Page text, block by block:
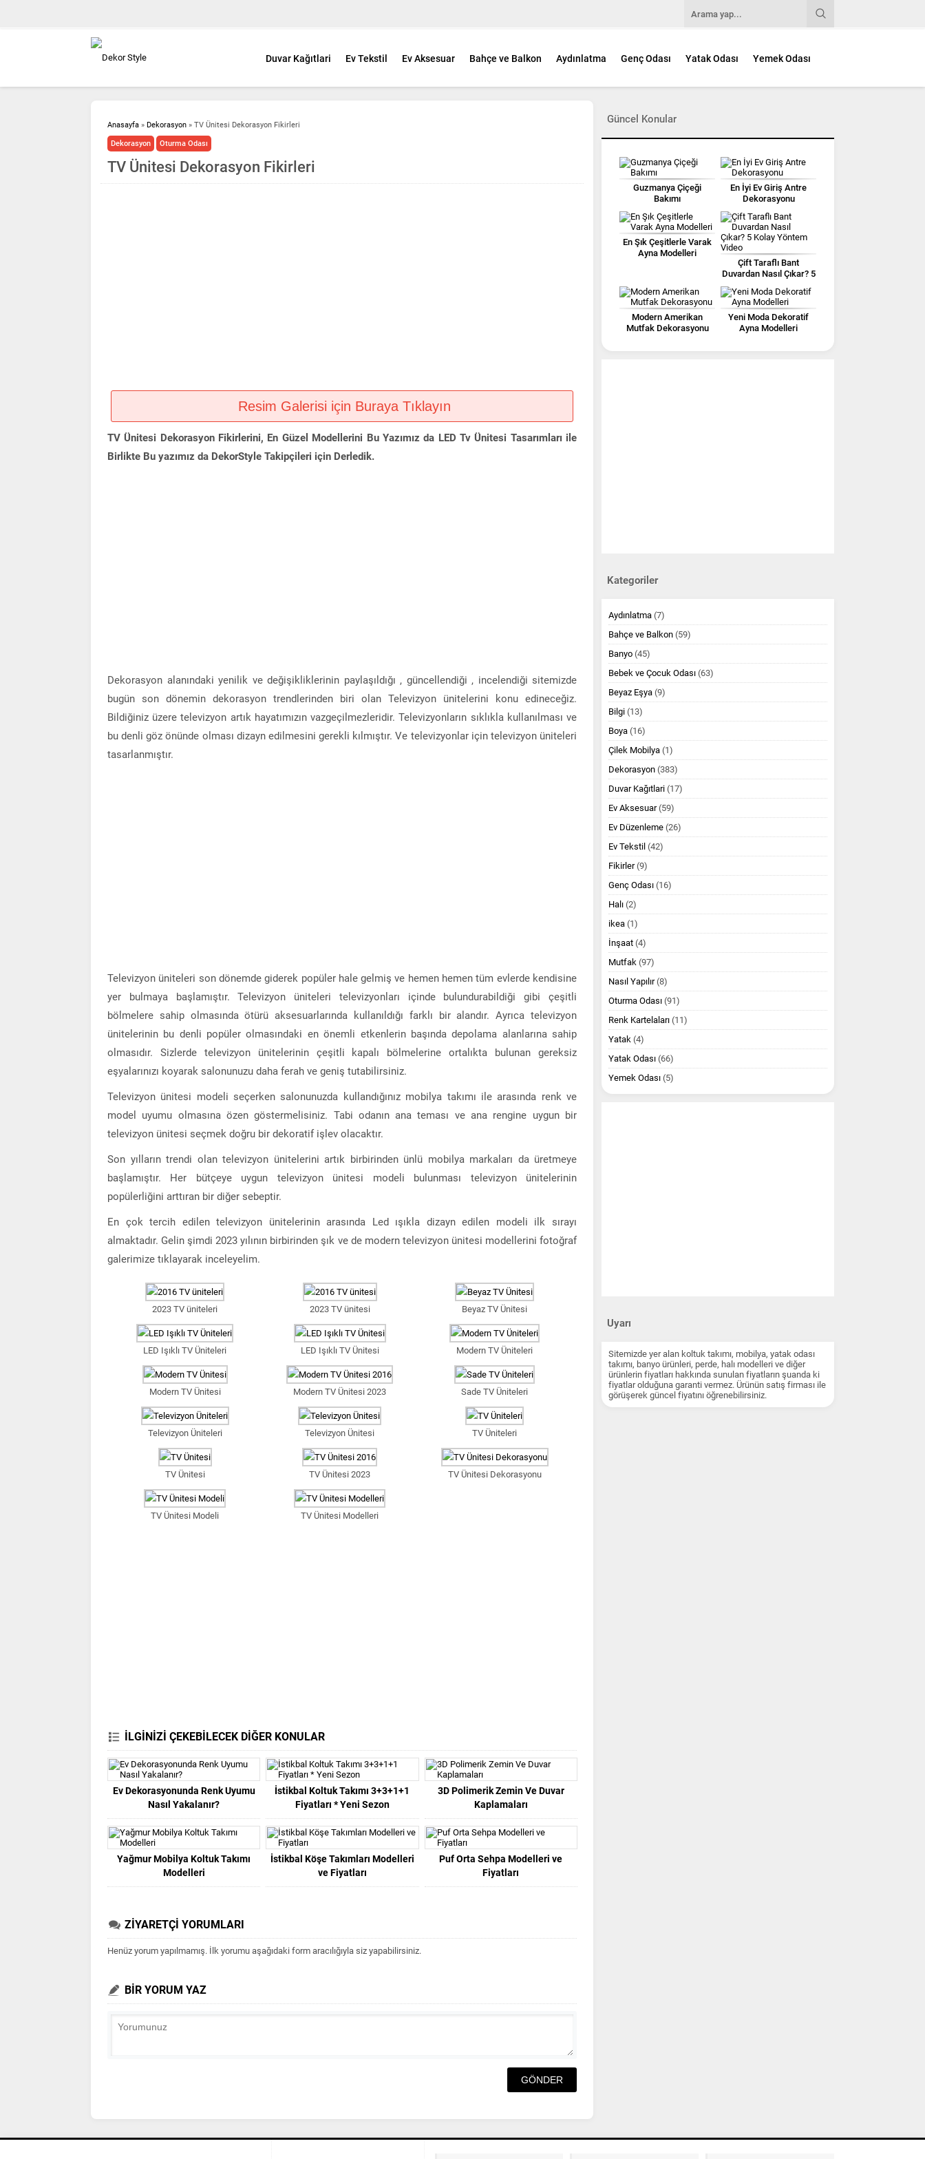
Duvar Kağıtlari Ev Tekstil Ev Aksesuar Bahçe ve Balkon Aydınlatma Genç Odası Yatak Odası Yemek Odası
Anasayfa » Dekorasyon » TV Ünitesi Dekorasyon Fikirleri
Dekorasyon Oturma Odası
TV Ünitesi Dekorasyon Fikirleri
Resim Galerisi için Buraya Tıklayın
TV Ünitesi Dekorasyon Fikirlerini, En Güzel Modellerini Bu Yazımız da LED Tv Ünitesi Tasarımları ile
Birlikte Bu yazımız da DekorStyle Takipçileri için Derledik.
Dekorasyon alanındaki yenilik ve değişikliklerinin paylaşıldığı , güncellendiği , incelendiği sitemizde
bugün son dönemin dekorasyon trendlerinden biri olan Televizyon ünitelerini konu edineceğiz.
Bildiğiniz üzere televizyon artık hayatımızın vazgeçilmezleridir. Televizyonların sıklıkla kullanılması ve
bu denli göz önünde olması dizayn edilmesini gerekli kılmıştır. Ve televizyonlar için televizyon üniteleri
tasarlanmıştır.
Televizyon üniteleri son dönemde giderek popüler hale gelmiş ve hemen hemen tüm evlerde kendisine
yer bulmaya başlamıştır. Televizyon üniteleri televizyonları içinde bulundurabildiği gibi çeşitli
bölmelere sahip olmasında ötürü aksesuarlarında kullanıldığı farklı bir alandır. Ayrıca televizyon
ünitelerinin bu denli popüler olmasındaki en önemli etkenlerin başında depolama alanlarına sahip
olmasıdır. Sizlerde televizyon ünitelerinin çeşitli kapalı bölmelerine ortalıkta bulunan gereksiz
eşyalarınızı koyarak salonunuzu daha ferah ve geniş tutabilirsiniz.
Televizyon ünitesi modeli seçerken salonunuzda kullandığınız mobilya takımı ile arasında renk ve
model uyumu olmasına özen göstermelisiniz. Tabi odanın ana teması ve ana rengine uygun bir
televizyon ünitesi seçmek doğru bir dekoratif işlev olacaktır.
Son yılların trendi olan televizyon ünitelerini artık birbirinden ünlü mobilya markaları da üretmeye
başlamıştır. Her bütçeye uygun televizyon ünitesi modeli bulunması televizyon ünitelerinin
popülerliğini arttıran bir diğer sebeptir.
En çok tercih edilen televizyon ünitelerinin arasında Led ışıkla dizayn edilen modeli ilk sırayı
almaktadır. Gelin şimdi 2023 yılının birbirinden şık ve de modern televizyon ünitesi modellerini fotoğraf
galerimize tıklayarak inceleyelim.
2023 TV üniteleri 2023 TV ünitesi Beyaz TV Ünitesi
LED Işıklı TV Üniteleri LED Işıklı TV Ünitesi Modern TV Üniteleri
Modern TV Ünitesi Modern TV Ünitesi 2023 Sade TV Üniteleri
Televizyon Üniteleri Televizyon Ünitesi TV Üniteleri
TV Ünitesi TV Ünitesi 2023 TV Ünitesi Dekorasyonu
TV Ünitesi Modeli TV Ünitesi Modelleri
İLGİNİZİ ÇEKEBİLECEK DİĞER KONULAR
Ev Dekorasyonunda Renk Uyumu
Nasıl Yakalanır?
İstikbal Koltuk Takımı 3+3+1+1
Fiyatları * Yeni Sezon
3D Polimerik Zemin Ve Duvar
Kaplamaları
Yağmur Mobilya Koltuk Takımı
Modelleri
İstikbal Köşe Takımları Modelleri
ve Fiyatları
Puf Orta Sehpa Modelleri ve
Fiyatları
ZİYARETÇİ YORUMLARI
Henüz yorum yapılmamış. İlk yorumu aşağıdaki form aracılığıyla siz yapabilirsiniz.
BİR YORUM YAZ
Güncel Konular
Guzmanya Çiçeği
Bakımı
En İyi Ev Giriş Antre
Dekorasyonu
En Şık Çeşitlerle Varak
Ayna Modelleri
Çift Taraflı Bant
Duvardan Nasıl Çıkar? 5
Modern Amerikan
Mutfak Dekorasyonu
Yeni Moda Dekoratif
Ayna Modelleri
Kategoriler
Aydınlatma (7)
Bahçe ve Balkon (59)
Banyo (45)
Bebek ve Çocuk Odası (63)
Beyaz Eşya (9)
Bilgi (13)
Boya (16)
Çilek Mobilya (1)
Dekorasyon (383)
Duvar Kağıtlari (17)
Ev Aksesuar(59)
Ev Düzenleme (26)
Ev Tekstil (42)
Fikirler(9)
Genç Odası (16)
Halı (2)
ikea (1)
İnşaat (4)
Mutfak (97)
Nasıl Yapılır(8)
Oturma Odası (91)
Renk Kartelaları (11)
Yatak (4)
Yatak Odası (66)
Yemek Odası (5)
Uyarı
Sitemizde yer alan koltuk takımı, mobilya, yatak odası
takımı, banyo ürünleri, perde, halı modelleri ve diğer
ürünlerin fiyatları hakkında sunulan fiyatların şuanda ki
fiyatlar olduğuna garanti vermez. Ürünün satış firması ile
görüşerek güncel fiyatını öğrenebilirsiniz.